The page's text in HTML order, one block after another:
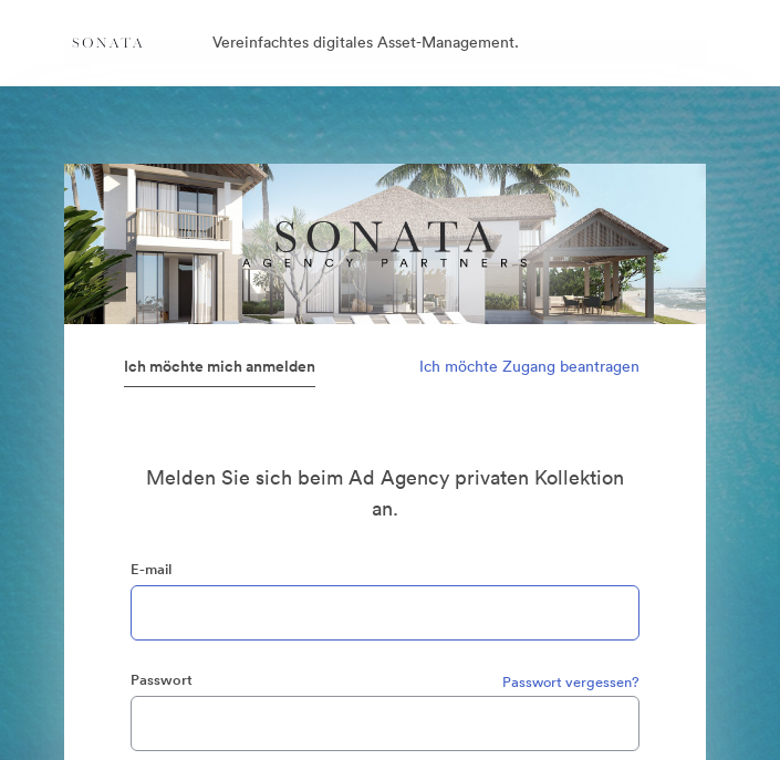
Vereinfachtes digitales Asset-Management.
Ich möchte mich anmelden Ich möchte Zugang beantragen
Melden Sie sich beim Ad Agency privaten Kollektion
an.
E-mail
Passwort Passwort vergessen?